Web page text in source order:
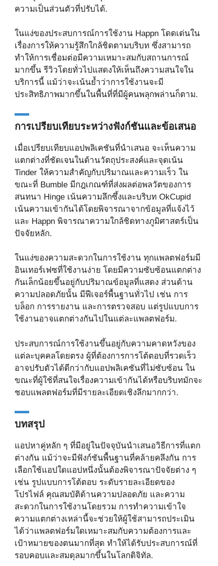
ความเป็นส่วนตัวที่ปรับได้.
ในแง่ของประสบการณ์การใช้งาน Happn โดดเด่นใน
เรื่องการให้ความรู้สึกใกล้ชิดตามบริบท ซึ่งสามารถ
ทำให้การเชื่อมต่อมีความเหมาะสมกับสถานการณ์
มากขึ้น รีวิวโดยทั่วไปแสดงให้เห็นถึงความสนใจใน
บริการนี้ แม้ว่าจะเน้นย้ำว่าการใช้งานจะมี
ประสิทธิภาพมากขึ้นในพื้นที่ที่มีผู้คนพลุกพล่านก็ตาม.
การเปรียบเทียบระหว่างฟังก์ชันและข้อเสนอ
เมื่อเปรียบเทียบแอปพลิเคชันที่นำเสนอ จะเห็นความ
แตกต่างที่ชัดเจนในด้านวัตถุประสงค์และจุดเน้น
Tinder ให้ความสำคัญกับปริมาณและความเร็ว ใน
ขณะที่ Bumble มีกฎเกณฑ์ที่ส่งผลต่อพลวัตของการ
สนทนา Hinge เน้นความลึกซึ้งและบริบท OkCupid
เน้นความเข้ากันได้โดยพิจารณาจากข้อมูลที่แจ้งไว้
และ Happn พิจารณาความใกล้ชิดทางภูมิศาสตร์เป็น
ปัจจัยหลัก.
ในแง่ของความสะดวกในการใช้งาน ทุกแพลตฟอร์มมี
อินเทอร์เฟซที่ใช้งานง่าย โดยมีความซับซ้อนแตกต่าง
กันเล็กน้อยขึ้นอยู่กับปริมาณข้อมูลที่แสดง ส่วนด้าน
ความปลอดภัยนั้น มีฟีเจอร์พื้นฐานทั่วไป เช่น การ
บล็อก การรายงาน และการตรวจสอบ แต่รูปแบบการ
ใช้งานอาจแตกต่างกันไปในแต่ละแพลตฟอร์ม.
ประสบการณ์การใช้งานขึ้นอยู่กับความคาดหวังของ
แต่ละบุคคลโดยตรง ผู้ที่ต้องการการโต้ตอบที่รวดเร็ว
อาจปรับตัวได้ดีกว่ากับแอปพลิเคชันที่ไม่ซับซ้อน ใน
ขณะที่ผู้ใช้ที่สนใจเรื่องความเข้ากันได้หรือบริบทมักจะ
ชอบแพลตฟอร์มที่มีรายละเอียดเชิงลึกมากกว่า.
บทสรุป
แอปหาคู่หลัก ๆ ที่มีอยู่ในปัจจุบันนำเสนอวิธีการที่แตก
ต่างกัน แม้ว่าจะมีฟังก์ชันพื้นฐานที่คล้ายคลึงกัน การ
เลือกใช้แอปใดแอปหนึ่งนั้นต้องพิจารณาปัจจัยต่าง ๆ
เช่น รูปแบบการโต้ตอบ ระดับรายละเอียดของ
โปรไฟล์ คุณสมบัติด้านความปลอดภัย และความ
สะดวกในการใช้งานโดยรวม การทำความเข้าใจ
ความแตกต่างเหล่านี้จะช่วยให้ผู้ใช้สามารถประเมิน
ได้ว่าแพลตฟอร์มใดเหมาะสมกับความต้องการและ
เป้าหมายของตนมากที่สุด ทำให้ได้รับประสบการณ์ที่
รอบคอบและสมดุลมากขึ้นในโลกดิจิทัล.